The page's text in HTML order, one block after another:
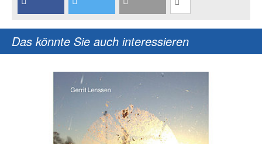
Das könnte Sie auch interessieren